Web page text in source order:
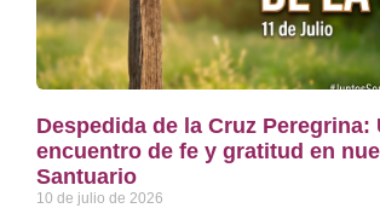
Despedida de la Cruz Peregrina:
encuentro de fe y gratitud en
Santuario
10 de julio de 2026